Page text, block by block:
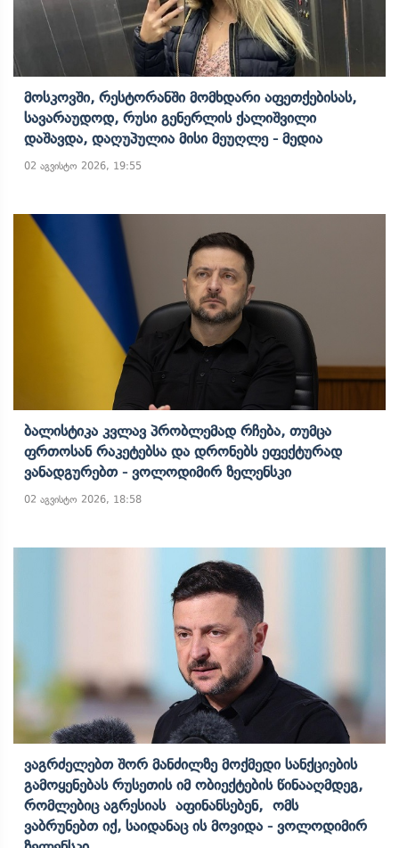
Მოსკოვში, Რესტორანში Მომხდარი Აფეთქებისას,
Სავარაუდოდ, Რუსი Გენერლის Ქალიშვილი
Დაშავდა, Დაღუპულია Მისი Მეუღლე - Მედია
02 აგვისტო 2026, 19:55
Ბალისტიკა Კვლავ Პრობლემად Რჩება, Თუმცა
Ფრთოსან Რაკეტებსა Და Დრონებს Ეფექტურად
Ვანადგურებთ - Ვოლოდიმირ Ზელენსკი
02 აგვისტო 2026, 18:58
Ვაგრძელებთ Შორ Მანძილზე Მოქმედი Სანქციების
Გამოყენებას Რუსეთის Იმ Ობიექტების Წინააღმდეგ,
Რომლებიც Აგრესიას Აფინანსებენ, Ომს
Ვაბრუნებთ Იქ, Საიდანაც Ის Მოვიდა - Ვოლოდიმირ